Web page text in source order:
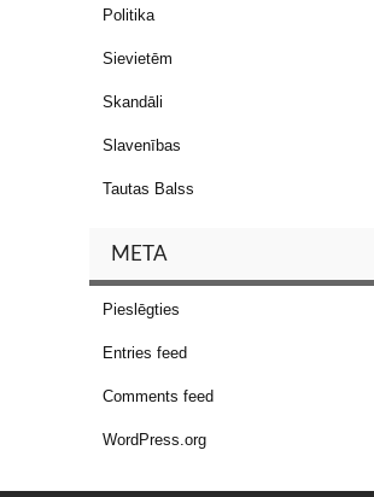
Politika
Sievietēm
Skandāli
Slavenības
Tautas Balss
META
Pieslēgties
Entries feed
Comments feed
WordPress.org